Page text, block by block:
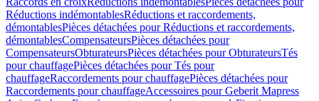
Réductions indémontablesRéductions et raccordements,
démontablesPièces détachées pour Réductions et raccordements,
démontablesCompensateursPièces détachées pour
CompensateursObturateursPièces détachées pour ObturateursTés
pour chauffagePièces détachées pour Tés pour
chauffageRaccordements pour chauffagePièces détachées pour
Raccordements pour chauffageAccessoires pour Geberit Mapress